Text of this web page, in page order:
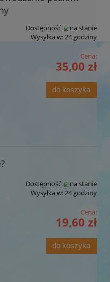
Dostępność:
na stanie
Wysyłka w:24 godziny
Cena:
35,00 zł
do koszyka
Dostępność:
na stanie
Wysyłka w:24 godziny
Cena:
19,60 zł
do koszyka